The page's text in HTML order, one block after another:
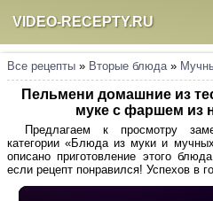
VIDEO-RECEPTY.RU
Все рецепты » Вторые блюда»
Пельмени домашние из
муке с фаршем из
Предлагаем к просмотру
категории «Блюда из муки и
описано приготовление этого
если рецепт понравился! Успехов в